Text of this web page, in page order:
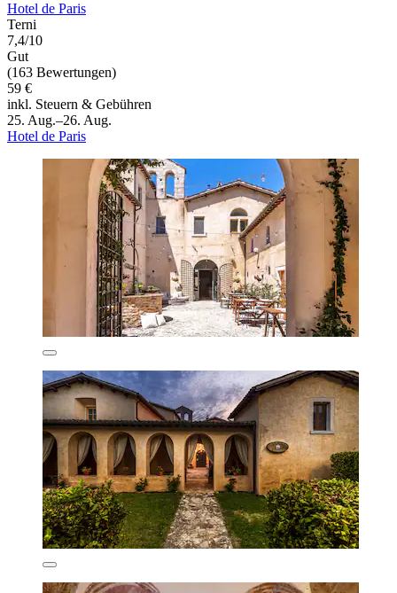
Hotel de Paris
Terni
7,4/10
Gut
(163 Bewertungen)
59 €
inkl. Steuern & Gebühren
25. Aug.–26. Aug.
Hotel de Paris